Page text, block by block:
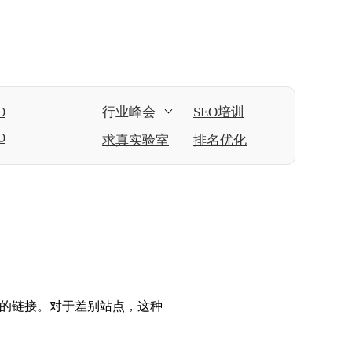
行业峰会
SEO培训
求真实验室
排名优化
链接。对于差别站点，这种